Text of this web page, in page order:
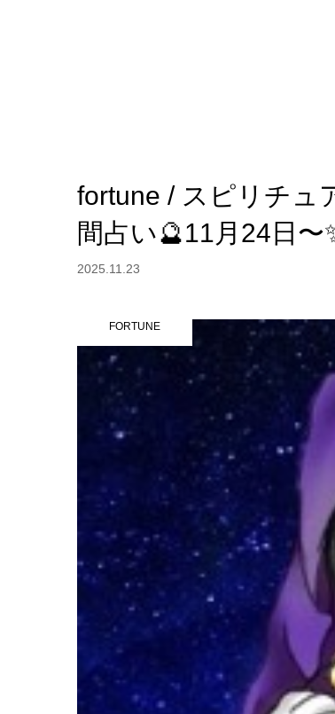
fortune / スピリチュ
間占い🔮11月24日〜
2025.11.23
FORTUNE